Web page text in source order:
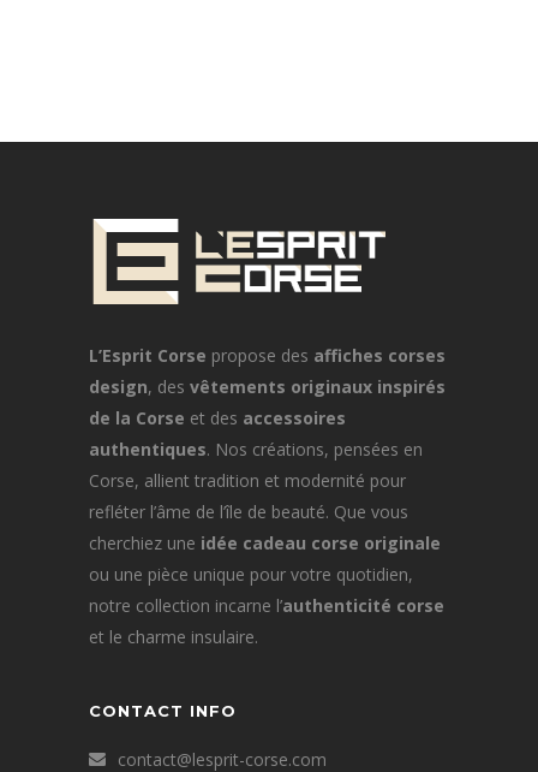
L’Esprit Corse propose des affiches corses
design, des vêtements originaux inspirés
de la Corse et des accessoires
authentiques. Nos créations, pensées en
Corse, allient tradition et modernité pour
refléter l’âme de l’île de beauté. Que vous
cherchiez une idée cadeau corse originale
ou une pièce unique pour votre quotidien,
notre collection incarne l’authenticité corse
et le charme insulaire.
CONTACT INFO
contact@lesprit-corse.com